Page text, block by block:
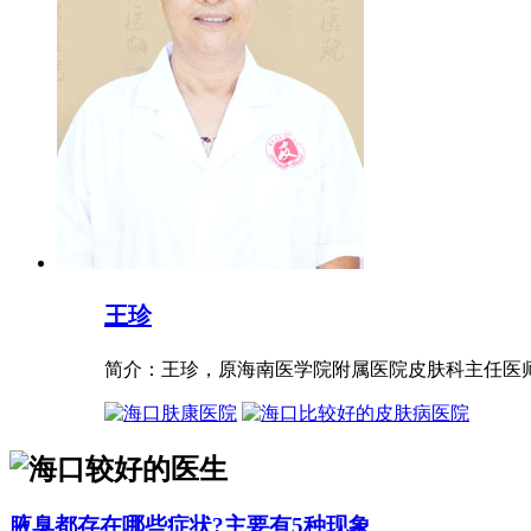
王珍
简介：王珍，原海南医学院附属医院皮肤科主任医